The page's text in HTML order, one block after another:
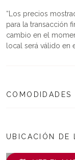
Los precios
para la transacción
cambio en el
local será válido en
COMODIDADES
UBICACIÓN DE